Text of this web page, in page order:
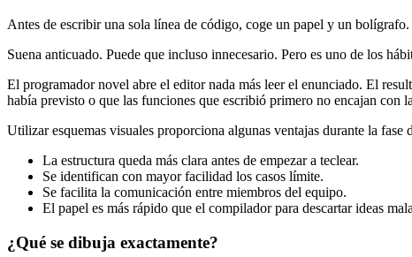
Antes de escribir una sola línea de código, coge un papel y un bolígrafo.
Suena anticuado. Puede que incluso innecesario. Pero es uno de los
El programador novel abre el editor nada más leer el enunciado. El
había previsto o que las funciones que escribió primero no encajan con
Utilizar esquemas visuales proporciona algunas ventajas durante la fase
La estructura queda más clara antes de empezar a teclear.
Se identifican con mayor facilidad los casos límite.
Se facilita la comunicación entre miembros del equipo.
El papel es más rápido que el compilador para descartar ideas
¿Qué se dibuja exactamente?